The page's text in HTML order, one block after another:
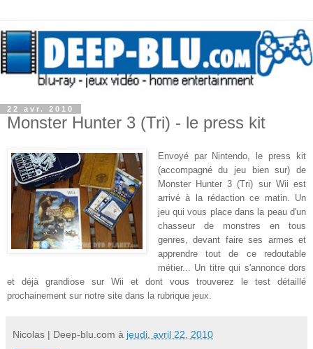
22 avr. 2010
Monster Hunter 3 (Tri) - le press kit
Envoyé par Nintendo, le press kit
(accompagné du jeu bien sur) de
Monster Hunter 3 (Tri) sur Wii est
arrivé à la rédaction ce matin. Un
jeu qui vous place dans la peau d'un
chasseur de monstres en tous
genres, devant faire ses armes et
apprendre tout de ce redoutable
métier... Un titre qui s'annonce dors
et déjà grandiose sur Wii et dont vous trouverez le test détaillé
prochainement sur notre site dans la rubrique jeux.
Nicolas | Deep-blu.com à jeudi, avril 22, 2010